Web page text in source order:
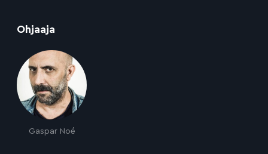
Ohjaaja
Gaspar Noé